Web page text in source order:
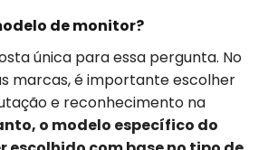
de monitor?
única para essa pergunta. No
marcas, é importante escolher
e reconhecimento na
o modelo específico do